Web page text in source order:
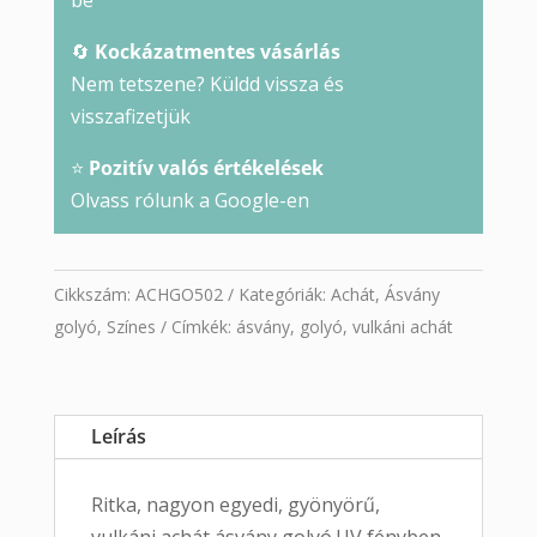
🔄 Kockázatmentes vásárlás
Nem tetszene? Küldd vissza és
visszafizetjük
⭐ Pozitív valós értékelések
Olvass rólunk a Google-en
Cikkszám: ACHGO502 Kategóriák: Achát, Ásvány
golyó, Színes Címkék: ásvány, golyó, vulkáni achát
Leírás
Ritka, nagyon egyedi, gyönyörű,